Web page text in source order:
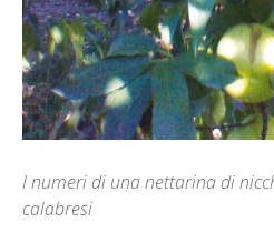
I numeri di una nettarina di
calabresi